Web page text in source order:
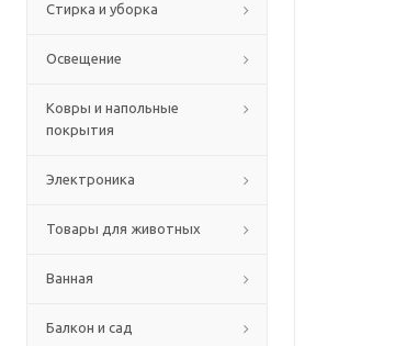
Стирка и уборка
Освещение
Ковры и напольные
покрытия
Электроника
Товары для животных
Ванная
Балкон и сад